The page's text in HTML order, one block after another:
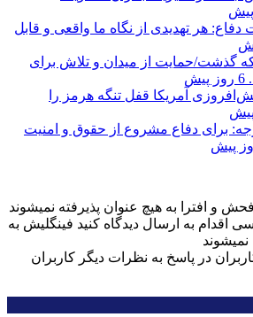
هر تهدیدی از نگاه ما واقعی و قابل
گذشت/حمایت از میدان و تلاش برای
6 روز پیش
آمریکا قفل تنگه هرمز را
برای دفاع مشروع از حقوق و امنیت
و افترا به هیچ عنوان پذیرفته نمیشوند
اقدام به ارسال دیدگاه کنید فینگلیش به
نمیشوند
در پاسخ به نظرات دیگر کاربران